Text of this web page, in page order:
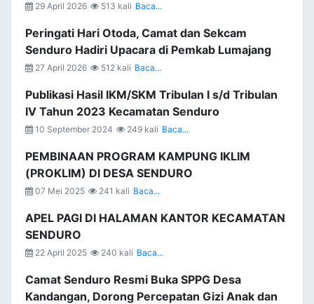
29 April 2026 513 kali Baca...
Peringati Hari Otoda, Camat dan Sekcam
Senduro Hadiri Upacara di Pemkab Lumajang
27 April 2026 512 kali Baca...
Publikasi Hasil IKM/SKM Tribulan I s/d Tribulan
IV Tahun 2023 Kecamatan Senduro
10 September 2024 249 kali Baca...
PEMBINAAN PROGRAM KAMPUNG IKLIM
(PROKLIM) DI DESA SENDURO
07 Mei 2025 241 kali Baca...
APEL PAGI DI HALAMAN KANTOR KECAMATAN
SENDURO
22 April 2025 240 kali Baca...
Camat Senduro Resmi Buka SPPG Desa
Kandangan, Dorong Percepatan Gizi Anak dan